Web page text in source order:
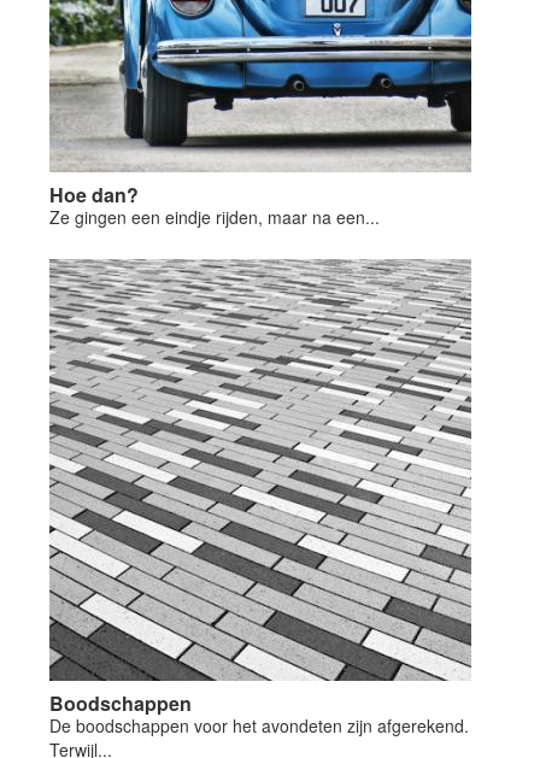
Hoe dan?
Ze gingen een eindje rijden, maar na een...
Boodschappen
De boodschappen voor het avondeten zijn afgerekend.
Terwijl...